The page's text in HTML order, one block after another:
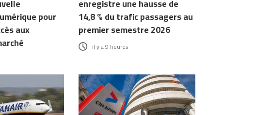
pour
aux
enregistre une hausse de
14,8 % du trafic passagers au
premier semestre 2026
il y a 9 heures